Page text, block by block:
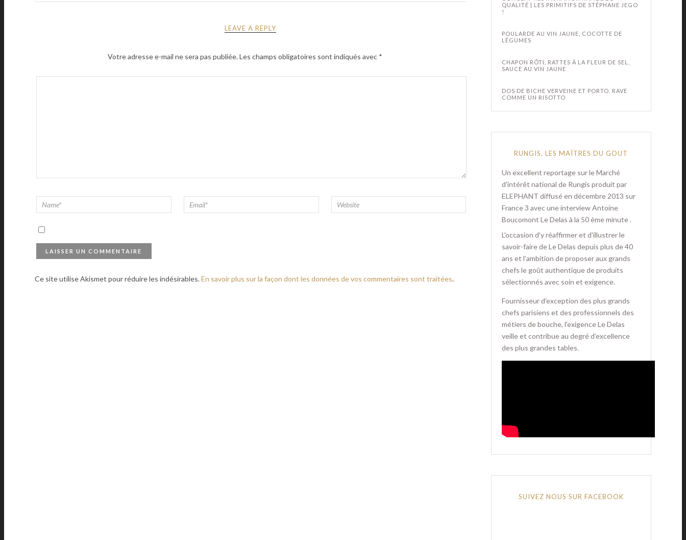
LEAVE A REPLY
Votre adresse e-mail ne sera pas publiée.Les champs obligatoires sont indiqués avec *
Ce site utilise Akismet pour réduire les indésirables.En savoir plus sur la façon dont les données de vos commentaires sont traitées.
QUALITÉ | LES PRIMITIFS DE STÉPHANE JEGO
!
POULARDE AU VIN JAUNE, COCOTTE DE
LÉGUMES
CHAPON RÔTI, RATTES À LA FLEUR DE SEL,
SAUCE AU VIN JAUNE
DOS DE BICHE VERVEINE ET PORTO, RAVE
COMME UN RISOTTO
RUNGIS, LES MAÎTRES DU GOUT
Un excellent reportage sur le Marché
d'intérêt national de Rungis produit par
ELEPHANT diffusé en décembre 2013 sur
France 3 avec une interview Antoine
Boucomont Le Delas à la 50 ème minute .
L'occasion d'y réaffirmer et d'illustrer le
savoir-faire de Le Delas depuis plus de 40
ans et l’ambition de proposer aux grands
chefs le goût authentique de produits
sélectionnés avec soin et exigence.
Fournisseur d’exception des plus grands
chefs parisiens et des professionnels des
métiers de bouche, l'exigence Le Delas
veille et contribue au degré d’excellence
des plus grandes tables.
SUIVEZ NOUS SUR FACEBOOK